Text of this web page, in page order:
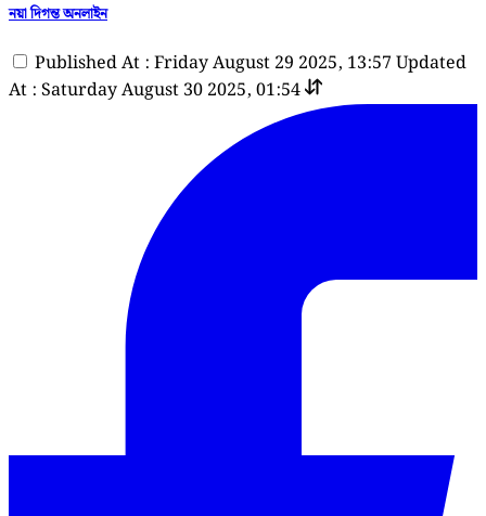
নয়া দিগন্ত অনলাইন
Published At : Friday August 29 2025, 13:57 Updated
At : Saturday August 30 2025, 01:54